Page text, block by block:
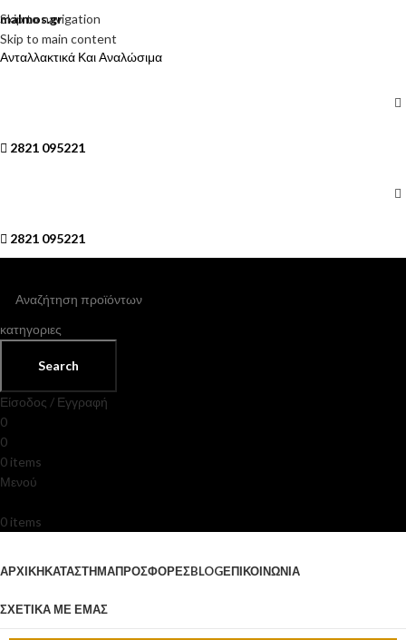
Skip to navigation
Skip to main content
malmos.gr
Ανταλλακτικά Και Αναλώσιμα
2821 095221
2821 095221
κατηγοριες
Search
Είσοδος / Εγγραφή
0
0
0 items
Μενού
0 items
ΑΡΧΙΚΉΚΑΤΆΣΤΗΜΑΠΡΟΣΦΟΡΈΣBLOGΕΠΙΚΟΙΝΩΝΊΑ
ΣΧΕΤΙΚΆ ΜΕ ΕΜΆΣ